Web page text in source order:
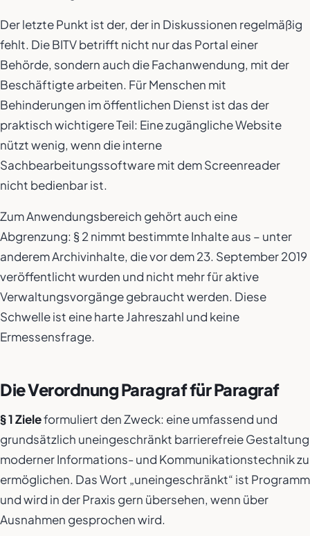
Der letzte Punkt ist der, der in Diskussionen regelmäßig
fehlt. Die BITV betrifft nicht nur das Portal einer
Behörde, sondern auch die Fachanwendung, mit der
Beschäftigte arbeiten. Für Menschen mit
Behinderungen im öffentlichen Dienst ist das der
praktisch wichtigere Teil: Eine zugängliche Website
nützt wenig, wenn die interne
Sachbearbeitungssoftware mit dem Screenreader
nicht bedienbar ist.
Zum Anwendungsbereich gehört auch eine
Abgrenzung: § 2 nimmt bestimmte Inhalte aus – unter
anderem Archivinhalte, die vor dem 23. September 2019
veröffentlicht wurden und nicht mehr für aktive
Verwaltungsvorgänge gebraucht werden. Diese
Schwelle ist eine harte Jahreszahl und keine
Ermessensfrage.
Die Verordnung Paragraf für Paragraf
§ 1 Zieleformuliert den Zweck: eine umfassend und
grundsätzlich uneingeschränkt barrierefreie Gestaltung
moderner Informations- und Kommunikationstechnik zu
ermöglichen. Das Wort „uneingeschränkt“ ist Programm
und wird in der Praxis gern übersehen, wenn über
Ausnahmen gesprochen wird.